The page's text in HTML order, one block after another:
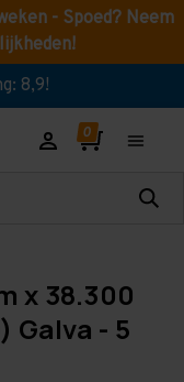
- Spoed? Neem
8,9!
x 38.300
Galva - 5